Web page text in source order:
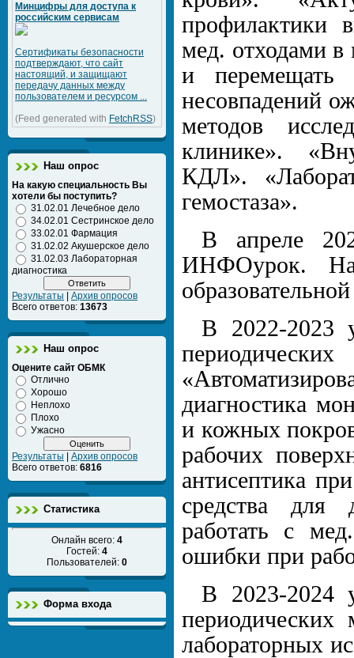
Минцифры для доступа к
российским сервисам
Сертификаты безопасности
подтверждают, что сайт
настоящий, и защищают
передачу данных между
пользователем и ресурсом ...
(Feed generated with FetchRSS)
Наш опрос
На какую специальность Вы
хотели бы поступить?
31.02.01 Лечебное дело
34.02.01 Сестринское дело
33.02.01 Фармация
31.02.02 Акушерское дело
31.02.03 Лабораторная
диагностика
Результаты
Архив опросов
Всего ответов: 13673
Наш опрос
Оцените сайт ОБМК
Отлично
Хорошо
Неплохо
Плохо
Ужасно
Результаты
Архив опросов
Всего ответов: 6816
Статистика
Онлайн всего: 4
Гостей: 4
Пользователей: 0
Форма входа
профилактики
мед. отходами в
и
несовпадений
методов
клинике».
КДЛ».
гемостаза».
В апреле
ИНФОурок.
В 2022-2023
диагностика
и кожных
рабочих
антисептика
средства для
работать с
ошибки при
В 2023-2024
лабораторных